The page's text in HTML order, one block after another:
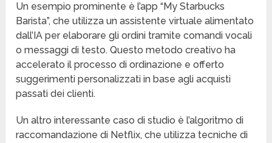
Un esempio prominente è l’app “My Starbucks
Barista”, che utilizza un assistente virtuale alimentato
dall’IA per elaborare gli ordini tramite comandi vocali
o messaggi di testo. Questo metodo creativo ha
accelerato il processo di ordinazione e offerto
suggerimenti personalizzati in base agli acquisti
passati dei clienti.
Un altro interessante caso di studio è l’algoritmo di
raccomandazione di Netflix, che utilizza tecniche di